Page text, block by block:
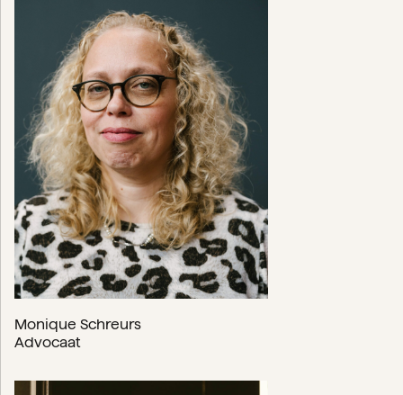
Monique Schreurs
Advocaat